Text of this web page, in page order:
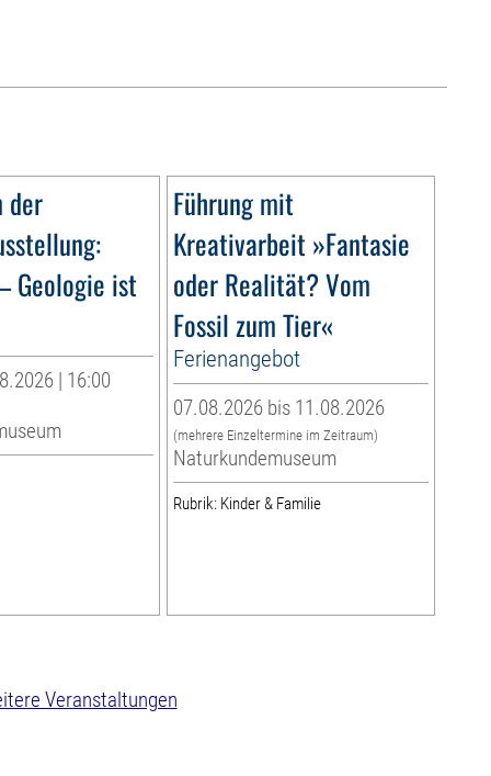
der
Geologie ist
| 16:00
Führung mit
Kreativarbeit »Fantasie
oder Realität? Vom
Fossil zum Tier«
Ferienangebot
07.08.2026 bis 11.08.2026
(mehrere Einzeltermine im Zeitraum)
Naturkundemuseum
Rubrik: Kinder & Familie
Veranstaltungen